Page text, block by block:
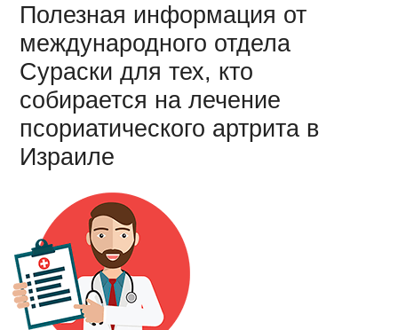
Полезная информация от
международного отдела
Сураски для тех, кто
собирается на лечение
псориатического артрита в
Израиле